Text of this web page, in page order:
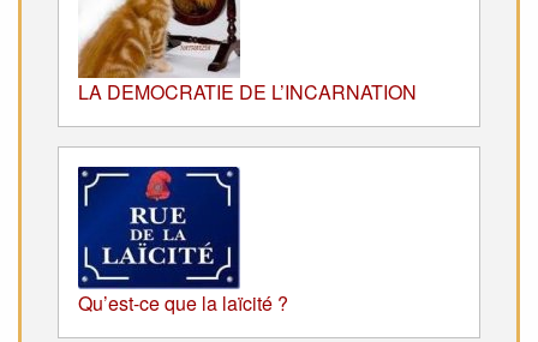
LA DEMOCRATIE DE L’INCARNATION
Qu’est-ce que la laïcité ?